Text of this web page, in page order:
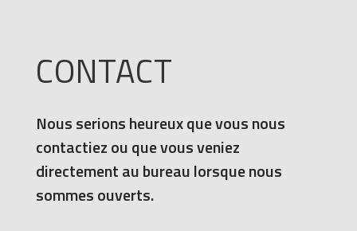
CONTACT
Nous serions heureux que vous nous
contactiez ou que vous veniez
directement au bureau lorsque nous
sommes ouverts.